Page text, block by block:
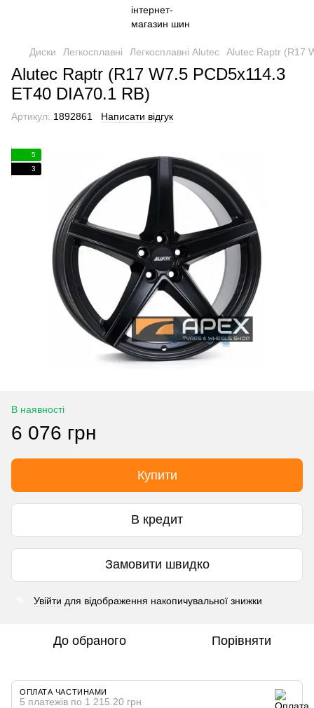
Диски Легкосплавні Легкосплавні Alutec Alutec Raptr (R17
Alutec Raptr (R17 W7.5 PCD5x114.3
ET40 DIA70.1 RB)
Артикул: 1892861 Написати відгук
5
3
В наявності
6 076 грн
Купити
В кредит
Замовити швидко
Увійти для відображення накопичувальної знижки
До обраного Порівняти
ОПЛАТА ЧАСТИНАМИ
5 платежів по 1 215.20 грн